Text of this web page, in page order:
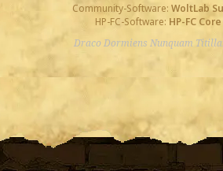
Community-Software: WoltLab
HP-FC-Software: HP-FC Core
Draco Dormiens Nunquam